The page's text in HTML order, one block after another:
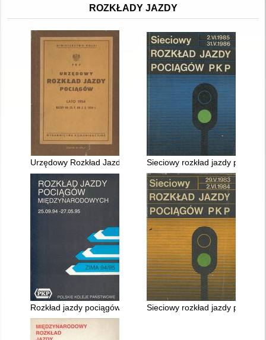
ROZKŁADY JAZDY
Urzędowy Rozkład Jazdy ważny 23.V. - 2.X.1954 r
Sieciowy rozkład jazdy
Rozkład jazdy pociągów międzynarodowych 25.09.1994 -
Sieciowy rozkład jazdy